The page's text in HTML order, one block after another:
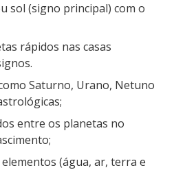
sol (signo principal) com o
rápidos nas casas
Saturno, Urano, Netuno
entre os planetas no
(água, ar, terra e